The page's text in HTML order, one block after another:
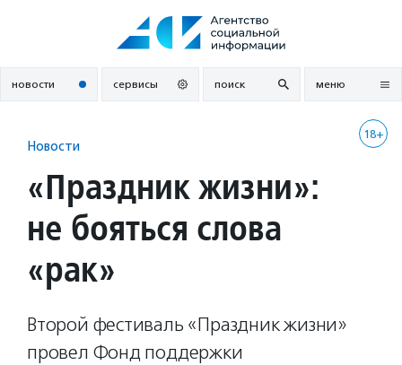
новости сервисы поиск меню
18+
Новости
«Праздник жизни»:
не бояться слова
«рак»
Второй фестиваль «Праздник жизни»
провел Фонд поддержки